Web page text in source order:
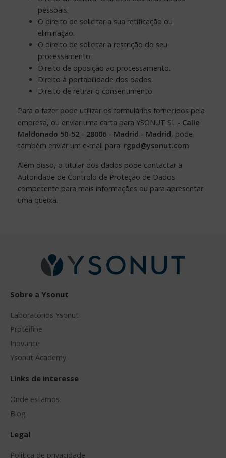
pessoais.
O direito de solicitar a sua retificação ou
eliminação.
O direito de solicitar a restrição do seu
processamento.
Direito de oposição ao processamento.
Direito à portabilidade dos dados.
Direito de retirar o consentimento.
Para o fazer pode utilizar os formulários fornecidos pela
empresa, ou enviar uma carta para YSONUT SL - Calle
Maldonado 50-52 - 28006 - Madrid - Madrid, pode
também enviar um e-mail para: rgpd@ysonut.com
Além disso, o titular dos dados pode contactar a
Autoridade de Controlo de Proteção de Dados
competente para mais informações ou para apresentar
uma queixa.
Sobre a Ysonut
Laboratórios Ysonut
Protéifine
Inovance
Ysonut Academy
Links de interesse
Onde estamos
Blog
Legal
Política de privacidade